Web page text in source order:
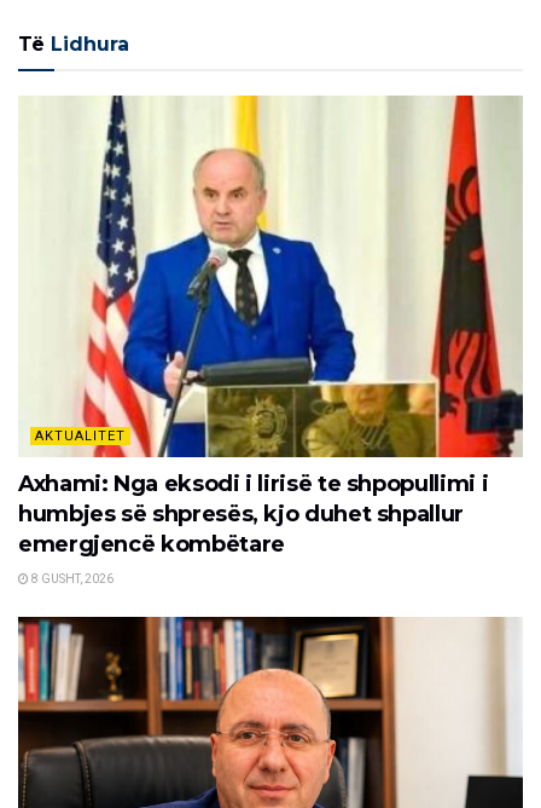
Të Lidhura
AKTUALITET
Axhami: Nga eksodi i lirisë te shpopullimi i
humbjes së shpresës, kjo duhet shpallur
emergjencë kombëtare
8 GUSHT, 2026